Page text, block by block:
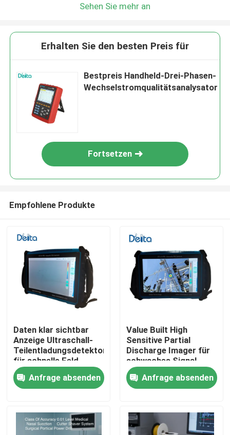
Zu Hause
Videos
Sehen Sie mehr an
Erhalten Sie den besten Preis für
Bestpreis Handheld-Drei-Phasen-
Wechselstromqualitätsanalysator
Fortsetzen
Empfohlene Produkte
Daten klar sichtbar
Anzeige Ultraschall-
Teilentladungsdetektor
für schnelle Feld
Ergebnis Bestätigung
Anfrage absenden
Value Built High
Sensitive Partial
Discharge Imager für
schwaches Signal
Anfrage absenden